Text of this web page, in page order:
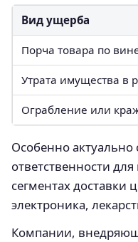
Вид ущерба
Порча товара по
Утрата имущества в
Ограбление или
Особенно актуально
ответственности
сегментах доставки
электроника,
Компании,